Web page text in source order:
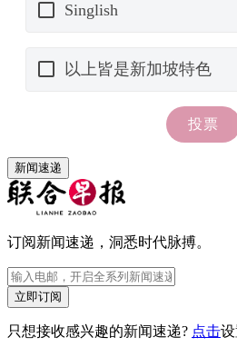
新闻速递
订阅新闻速递，洞悉时代脉搏。
立即订阅
只想接收感兴趣的新闻速递? 点击设